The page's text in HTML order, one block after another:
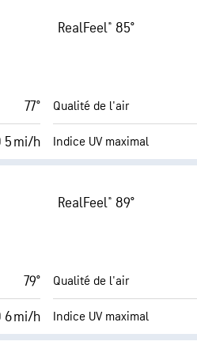
9 (Très
Couverture nuageuse
Plafond nuageux
RealFeel® 85°
77°
5 mi/h
Qualité de l'air
Indice UV maximal
Index™
9 (Très
Couverture nuageuse
Plafond nuageux
RealFeel® 89°
79°
6 mi/h
Qualité de l'air
Indice UV maximal
Index™